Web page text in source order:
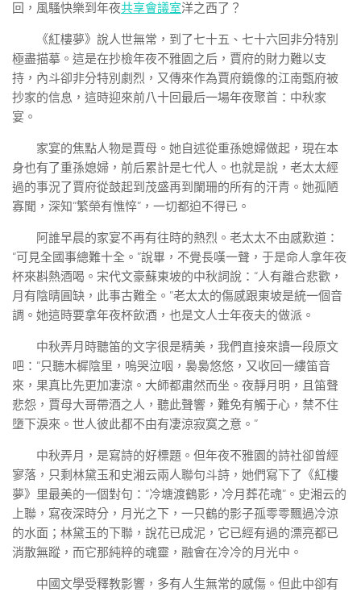
回，風騷快樂到年夜共享會議室洋之西了？
《紅樓夢》說人世無常，到了七十五、七十六回非分特別
極盡描摹。這是在抄檢年夜不雅園之后，賈府的財力難以支
持，內斗卻非分特別劇烈，又傳來作為賈府鏡像的江南甄府被
抄家的信息，這時迎來前八十回最后一場年夜聚首：中秋家
宴。
家宴的焦點人物是賈母。她自述從重孫媳婦做起，現在本
身也有了重孫媳婦，前后累計是七代人。也就是說，老太太經
過的事況了賈府從鼓起到茂盛再到闌珊的所有的汗青。她孤陋
寡聞，深知“繁榮有憔悴”，一切都迫不得已。
阿誰早晨的家宴不再有往時的熱烈。老太太不由感歎道：
“可見全國事總難十全。”說畢，不覺長嘆一聲，于是命人拿年夜
杯來斟熱酒喝。宋代文豪蘇東坡的中秋詞說：“人有離合悲歡，
月有陰晴圓缺，此事古難全。”老太太的傷感跟東坡是統一個音
調。她這時要拿年夜杯飲酒，也是文人士年夜夫的做派。
中秋弄月時聽笛的文字很是精美，我們直接來讀一段原文
吧：“只聽木樨陰里，嗚哭泣咽，裊裊悠悠，又收回一縷笛音
來，果真比先更加凄涼。大師都肅然而坐。夜靜月明，且笛聲
悲怨，賈母大哥帶酒之人，聽此聲響，難免有觸于心，禁不住
墮下淚來。世人彼此都不由有凄涼寂寞之意。”
中秋弄月，是寫詩的好標題。但年夜不雅園的詩社卻曾經
寥落，只剩林黛玉和史湘云兩人聯句斗詩，她們寫下了《紅樓
夢》里最美的一個對句：“冷塘渡鶴影，冷月葬花魂”。史湘云的
上聯，寫夜深時分，月光之下，一只鶴的影子孤零零飄過冷涼
的水面；林黛玉的下聯，說花已成泥，它已經有過的漂亮都已
消散無蹤，而它那純粹的魂靈，融會在冷冷的月光中。
中國文學受釋教影響，多有人生無常的感傷。但此中卻有